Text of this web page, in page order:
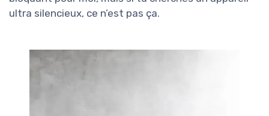
ultra silencieux, ce n’est pas ça.